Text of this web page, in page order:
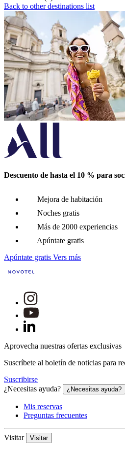
Back to other destinations list
Descuento de hasta el 10 % para
Mejora de habitación
Noches gratis
Más de 2000 experiencias
Apúntate gratis
Apúntate gratis Vers más
Aprovecha nuestras ofertas exclusivas
Suscríbete al boletín de noticias para
Suscribirse
¿Necesitas ayuda?
¿Necesitas ayuda?
Mis reservas
Preguntas frecuentes
Visitar Visitar